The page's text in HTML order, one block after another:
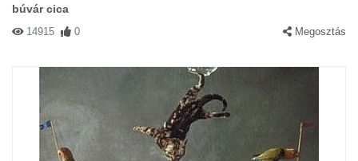
búvár cica
14915 0 Megosztás